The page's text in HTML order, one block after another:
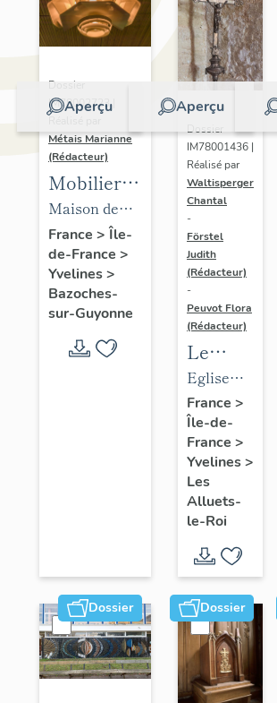
Aperçu
Dossier
IM78002723 |
Métais Marianne
(Rédacteur)
Mobilier
de la
maison
Louis
Carré
Maison de
villégiature
dite maison
Louis Carré
France > Île-
de-France >
Yvelines>
Bazoches-
sur-Guyonne
Aperçu
Dossier
IM78001436 |
Réalisé par
Waltisperger
Chantal
-
Förstel
Judith
(Rédacteur)
-
Peuvot Flora
(Rédacteur)
Le
mobilier
de
l'église
Saint-
Nicolas
Eglise
paroissiale
Saint-
Nicolas
France >
Île-de-
France >
Yvelines>
Les
Alluets-
le-Roi
Dossier Dossier